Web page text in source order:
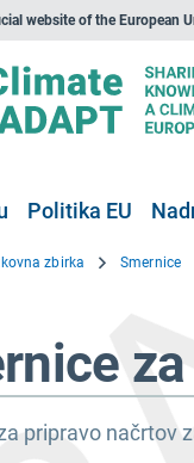
website of the European
Politika EU
zbirka Smernice
pripravo načrtov